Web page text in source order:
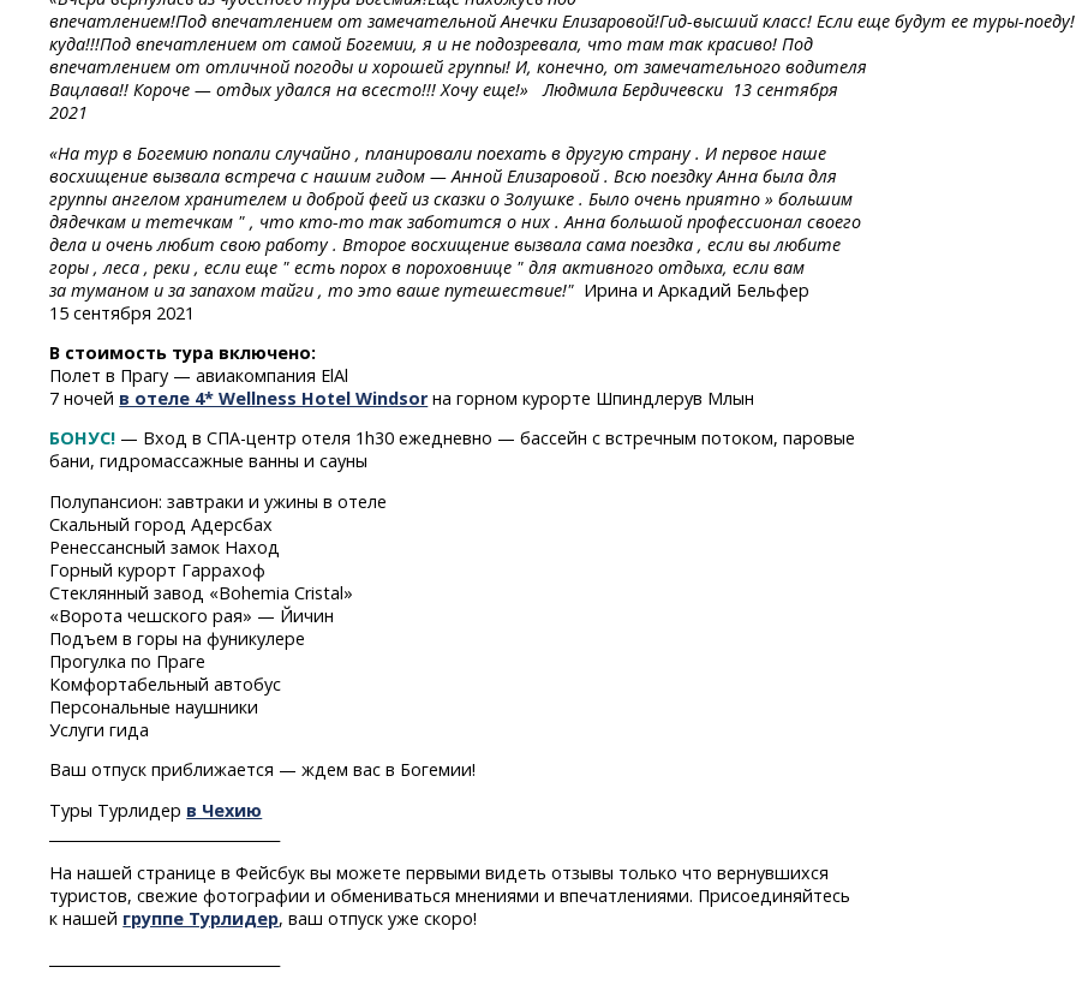
впечатлением!Подвпечатлениемот замечательнойАнечкиЕлизаровой!Гид-высший класс!Еслиещебудутее туры-поеду!
куда!!!Под впечатлением от самой Богемии, я и не подозревала, что там так красиво! Под
впечатлением от отличной погоды и хорошей группы! И, конечно, от замечательного водителя
Вацлава!! Короче — отдых удался на всесто!!! Хочу еще!» Людмила Бердичевски 13 сентября
2021
«На тур в Богемию попали случайно , планировали поехать в другую страну . И первое наше
восхищение вызвала встреча с нашим гидом — Анной Елизаровой . Всю поездку Анна была для
группы ангелом хранителем и доброй феей из сказки о Золушке . Было очень приятно » большим
дядечкам и тетечкам " , чтокто-то так заботится о них . Анна большой профессионал своего
дела и очень любит свою работу . Второе восхищение вызвала сама поездка , если вы любите
горы , леса , реки , если еще " есть порох в пороховнице " для активного отдыха, если вам
за туманом и за запахом тайги , то это ваше путешествие!" Ирина и Аркадий Бельфер
15 сентября 2021
В стоимость тура включено:
Полет в Прагу — авиакомпания ElAl
7 ночей в отеле 4* Wellness Hotel Windsorна горном курорте Шпиндлерув Млын
БОНУС! — Входв СПА-центр отеля 1h30 ежедневно — бассейн с встречным потоком, паровые
бани, гидромассажные ванны и сауны
Полупансион: завтраки и ужины в отеле
Скальный город Адерс­бах
Ренессансный замок Наход
Горный курорт Гарр­ахоф
Стеклянный завод «Bo­hemia Cristal»
«Ворота чешского рая» — Йичин
Подъем в горы на фуникулере
Прогулка по Праге
Комфортабельный автобус
Персональные наушники
Услуги гида
Ваш отпуск приближается — ждем вас в Богемии!
Туры Турлидер в Чехию
На нашей странице в Фейсбук вы можете первыми видеть отзывы только что вернувшихся
туристов, свежие фотографии и обмениваться мнениями и впечатлениями. Присоединяйтесь
к нашей группе Турлидер, ваш отпуск уже скоро!